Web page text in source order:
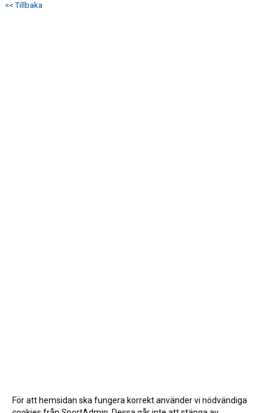
<< Tillbaka
För att hemsidan ska fungera korrekt använder vi nödvändiga